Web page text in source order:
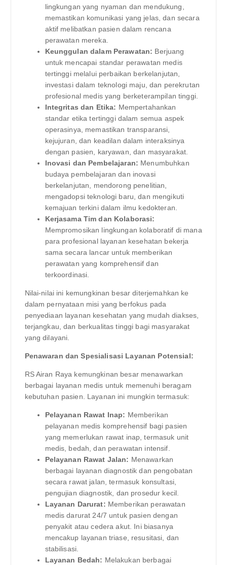
lingkungan yang nyaman dan mendukung,
memastikan komunikasi yang jelas, dan secara
aktif melibatkan pasien dalam rencana
perawatan mereka.
Keunggulan dalam Perawatan: Berjuang
untuk mencapai standar perawatan medis
tertinggi melalui perbaikan berkelanjutan,
investasi dalam teknologi maju, dan perekrutan
profesional medis yang berketerampilan tinggi.
Integritas dan Etika: Mempertahankan
standar etika tertinggi dalam semua aspek
operasinya, memastikan transparansi,
kejujuran, dan keadilan dalam interaksinya
dengan pasien, karyawan, dan masyarakat.
Inovasi dan Pembelajaran: Menumbuhkan
budaya pembelajaran dan inovasi
berkelanjutan, mendorong penelitian,
mengadopsi teknologi baru, dan mengikuti
kemajuan terkini dalam ilmu kedokteran.
Kerjasama Tim dan Kolaborasi:
Mempromosikan lingkungan kolaboratif di mana
para profesional layanan kesehatan bekerja
sama secara lancar untuk memberikan
perawatan yang komprehensif dan
terkoordinasi.
Nilai-nilai ini kemungkinan besar diterjemahkan ke
dalam pernyataan misi yang berfokus pada
penyediaan layanan kesehatan yang mudah diakses,
terjangkau, dan berkualitas tinggi bagi masyarakat
yang dilayani.
Penawaran dan Spesialisasi Layanan Potensial:
RS Airan Raya kemungkinan besar menawarkan
berbagai layanan medis untuk memenuhi beragam
kebutuhan pasien. Layanan ini mungkin termasuk:
Pelayanan Rawat Inap: Memberikan
pelayanan medis komprehensif bagi pasien
yang memerlukan rawat inap, termasuk unit
medis, bedah, dan perawatan intensif.
Pelayanan Rawat Jalan: Menawarkan
berbagai layanan diagnostik dan pengobatan
secara rawat jalan, termasuk konsultasi,
pengujian diagnostik, dan prosedur kecil.
Layanan Darurat: Memberikan perawatan
medis darurat 24/7 untuk pasien dengan
penyakit atau cedera akut. Ini biasanya
mencakup layanan triase, resusitasi, dan
stabilisasi.
Layanan Bedah: Melakukan berbagai